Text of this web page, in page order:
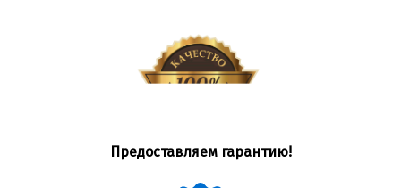
Предоставляем гарантию!